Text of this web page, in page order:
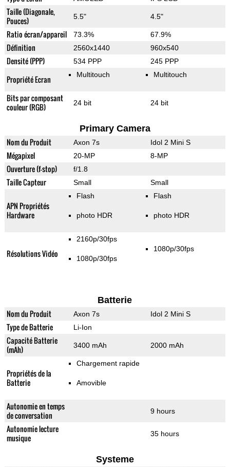
Taille (Diagonale,
Pouces)
5.5" 4.5"
Ratio écran/appareil 73.3% 67.9%
Définition 2560x1440 960x540
Densité (PPP) 534 PPP 245 PPP
Propriété Ecran Multitouch Multitouch
Bits par composant
couleur (RGB)
24 bit 24 bit
Primary Camera
Nom du Produit Axon 7s Idol 2 Mini S
Mégapixel 20-MP 8-MP
Ouverture (f-stop) f/1.8
Taille Capteur Small Small
APN Propriétés
Hardware
Flash
photo HDR
Flash
photo HDR
Résolutions Vidéo
2160p/30fps
1080p/30fps
1080p/30fps
Batterie
Nom du Produit Axon 7s Idol 2 Mini S
Type de Batterie Li-Ion
Capacité Batterie
(mAh)
3400 mAh 2000 mAh
Propriétés de la
Batterie
Chargement rapide
Amovible
Autonomie en temps
de conversation
9 hours
Autonomie lecture
musique
35 hours
Systeme